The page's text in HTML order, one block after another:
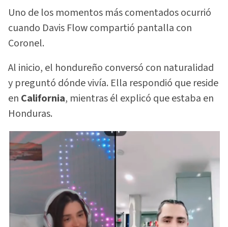
Uno de los momentos más comentados ocurrió
cuando Davis Flow compartió pantalla con
Coronel.
Al inicio, el hondureño conversó con naturalidad
y preguntó dónde vivía. Ella respondió que reside
en California, mientras él explicó que estaba en
Honduras.